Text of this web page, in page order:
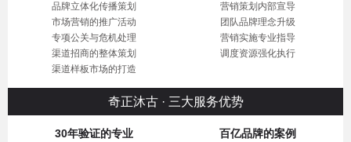
品牌立体化传播策划
市场营销的推广活动
专项公关与危机处理
渠道招商的整体策划
渠道样板市场的打造
营销策划内部宣导
团队品牌理念升级
营销实施专业指导
调度资源强化执行
奇正沐古 · 三大服务优势
30年验证的专业 百亿品牌的案例